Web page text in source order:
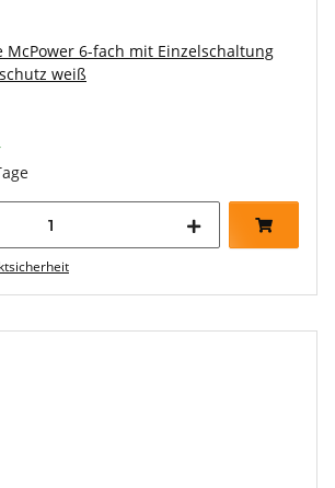
McPower 6-fach mit Einzelschaltung
weiß